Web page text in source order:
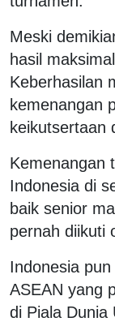
Meski
hasil
Keberhasilan
kemenangan
keikutsertaan
Kemenangan
Indonesia di
baik senior
pernah diikuti
Indonesia
ASEAN yang
di Piala Dunia